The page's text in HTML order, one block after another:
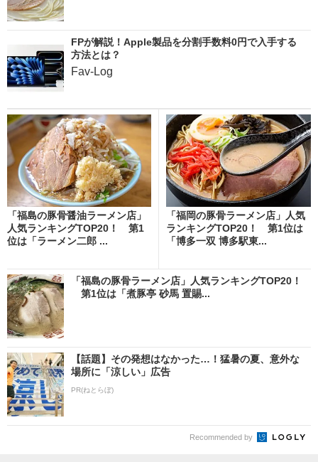
FPが解説！Apple製品を分割手数料0円で入手する
方法とは？
Fav-Log
「福島の豚骨醤油ラーメン店」
人気ランキングTOP20！ 第1
位は「ラーメン二郎 ...
「福岡の豚骨ラーメン店」人気
ランキングTOP20！ 第1位は
「博多一双 博多駅東...
「福島の豚骨ラーメン店」人気ランキングTOP20！
第1位は「煮豚亭 砂馬 置賜...
【話題】その発想はなかった…！猛暑の夏、意外な
場所に「涼しい」広告
PR(ねとらぼ)
Recommended by